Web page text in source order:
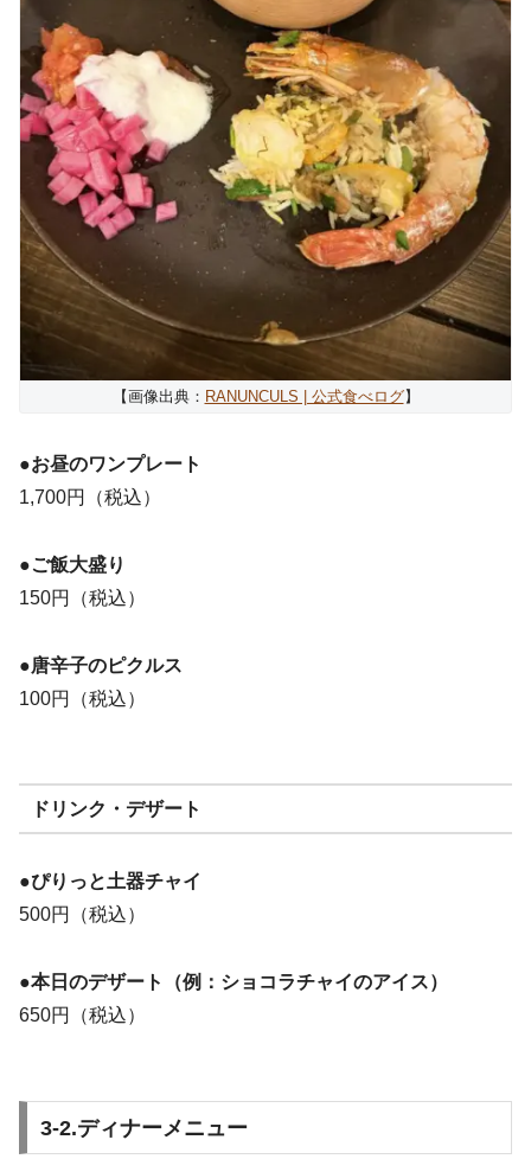
【画像出典： RANUNCULS | 公式食べログ】
●お昼のワンプレート
1,700円（税込）
●ご飯大盛り
150円（税込）
●唐辛子のピクルス
100円（税込）
ドリンク・デザート
●ぴりっと土器チャイ
500円（税込）
●本日のデザート（例：ショコラチャイのアイス）
650円（税込）
3-2.ディナーメニュー